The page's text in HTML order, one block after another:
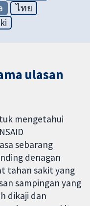
ไทย
ulasan
mengetahui
sebarang
denagan
tahan sakit yang
sampingan yang
dikaji dan